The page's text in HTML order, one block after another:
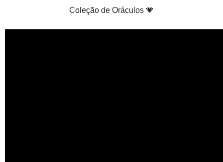
Coleção de Oráculos 💗